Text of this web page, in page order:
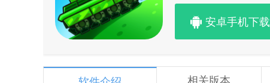
安卓手机下载
相关版本